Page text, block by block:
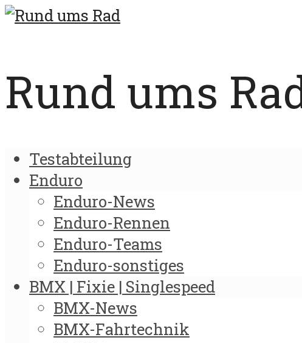
Rund ums
Testabteilung
Enduro
Enduro-News
Enduro-Rennen
Enduro-Teams
Enduro-sonstiges
BMX | Fixie | Singlespeed
BMX-News
BMX-Fahrtechnik